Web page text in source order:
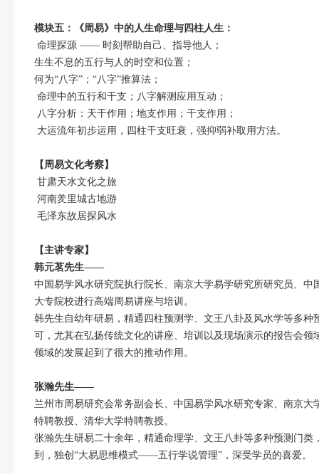
模块五：《周易》中的人生命理与四柱人生：
命理探源 —— 时刻帮助自己、指导他人；
生生不息的五行与人的时空和位置；
何为“八字”；“八字”推算法；
命理中的五行和干支；八字解测应用互动；
八字分析：天干作用；地支作用；干支作用；
大运流年初步运用，四柱干支旺衰，强抑弱补取用方法。
【周易文化考察】
甘肃天水文化之旅
河南羑里城古地游
毛泽东故居探风水
【主讲专家】
韩元茗先生——
中国易学风水研究院执行院长、南京大学易学研究所研究员、
大专院校进行高端周易讲座与培训。
韩先生自幼年研易，精通四柱预测学、文王八卦及风水学等多
可，尤其在弘扬传统文化的讲座、培训以及现场演示的报告会
领域的发展起到了很大的推动作用。
张瀚先生——
兰州市周易研究会常务副会长、中国易学风水研究专家、南京
特聘教授、清华大学特聘教授。
张瀚先生研易二十余年，精通命理学、文王八卦等多种预测门
到，独创“大易思维模式——五行学说管理”，深受学员的喜爱。